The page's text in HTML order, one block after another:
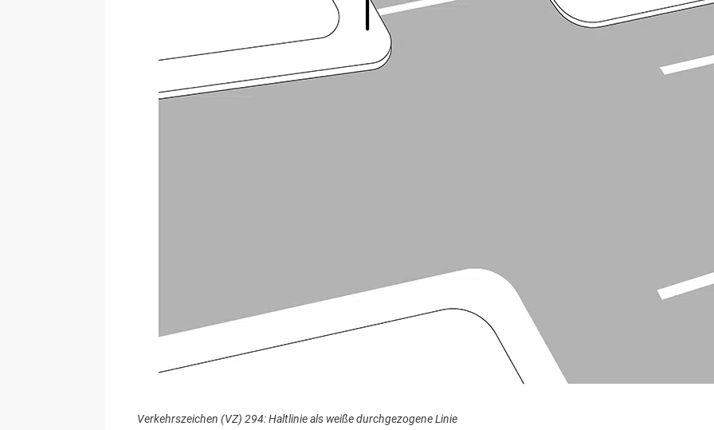
Verkehrszeichen (VZ) 294: Haltlinie als weiße durchgezogene Linie